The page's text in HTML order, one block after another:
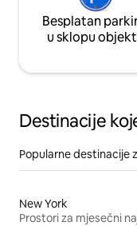
Besplatan
u sklopu
Destinacije
Popularne destinacije
New York
Prostori za mjesečni